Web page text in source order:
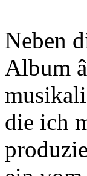
Neben
Album
die ich